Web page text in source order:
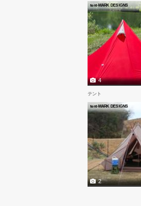
tent-MARK DESIGNS
4
テント
tent-MARK DESIGNS
2